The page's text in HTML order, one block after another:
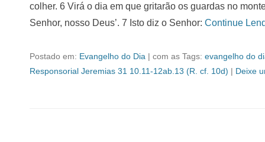
colher. 6 Virá o dia em que gritarão os guardas no
Senhor, nosso Deus’. 7 Isto diz o Senhor: Continue
Postado em: Evangelho do Dia | com as Tags: evangelho do
Responsorial Jeremias 31 10.11-12ab.13 (R. cf. 10d) | Deixe